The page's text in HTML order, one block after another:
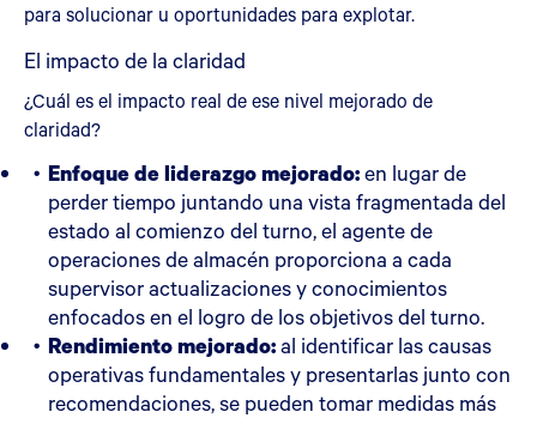
para solucionar u oportunidades para explotar.
El impacto de la claridad
¿Cuál es el impacto real de ese nivel mejorado de
claridad?
Enfoque de liderazgo mejorado:en lugar de
perder tiempo juntando una vista fragmentada del
estado al comienzo del turno, el agente de
operaciones de almacén proporciona a cada
supervisor actualizaciones y conocimientos
enfocados en el logro de los objetivos del turno.
Rendimiento mejorado:al identificar las causas
operativas fundamentales y presentarlas junto con
recomendaciones, se pueden tomar medidas más